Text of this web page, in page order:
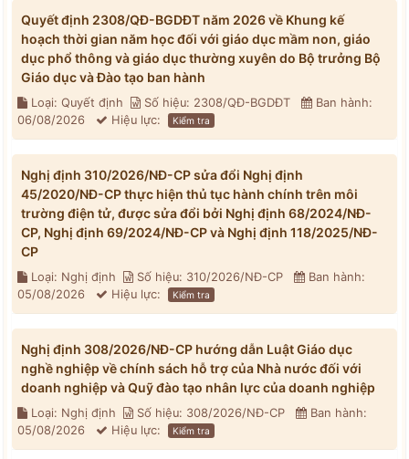
Quyết định 2308/QĐ-BGDĐT năm 2026 về Khung kế
hoạch thời gian năm học đối với giáo dục mầm non, giáo
dục phổ thông và giáo dục thường xuyên do Bộ trưởng Bộ
Giáo dục và Đào tạo ban hành
Loại: Quyết định Số hiệu: 2308/QĐ-BGDĐT
Ban hành:
06/08/2026
Hiệu lực: Kiểm tra
Nghị định 310/2026/NĐ-CP sửa đổi Nghị định
45/2020/NĐ-CP thực hiện thủ tục hành chính trên môi
trường điện tử, được sửa đổi bởi Nghị định 68/2024/NĐ-
CP, Nghị định 69/2024/NĐ-CP và Nghị định 118/2025/NĐ-
CP
Loại: Nghị định Số hiệu: 310/2026/NĐ-CP
Ban hành:
05/08/2026
Hiệu lực: Kiểm tra
Nghị định 308/2026/NĐ-CP hướng dẫn Luật Giáo dục
nghề nghiệp về chính sách hỗ trợ của Nhà nước đối với
doanh nghiệp và Quỹ đào tạo nhân lực của doanh nghiệp
Loại: Nghị định Số hiệu: 308/2026/NĐ-CP
Ban hành:
05/08/2026
Hiệu lực: Kiểm tra